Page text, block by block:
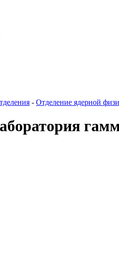
- Отделение ядерной